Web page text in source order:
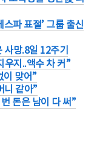
파 표절’ 그룹 출신
사망.8일 12주기
우지..액수 차 커”
이 맞어”
니 같아”
돈은 남이 다 써”